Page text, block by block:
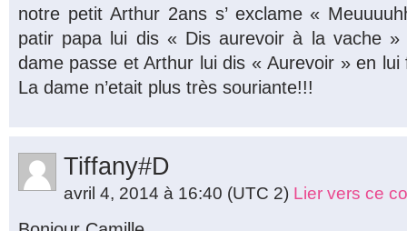
notre petit Arthur 2ans s’ exclame «
patir papa lui dis « Dis aurevoir à la vache
dame passe et Arthur lui dis « Aurevoir » en
La dame n’etait plus très souriante!!!
Tiffany#D
avril 4, 2014 à 16:40 (UTC 2) Lier vers ce